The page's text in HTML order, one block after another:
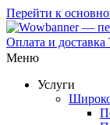
Перейти к
Оплата и доставка
Меню
Услуги